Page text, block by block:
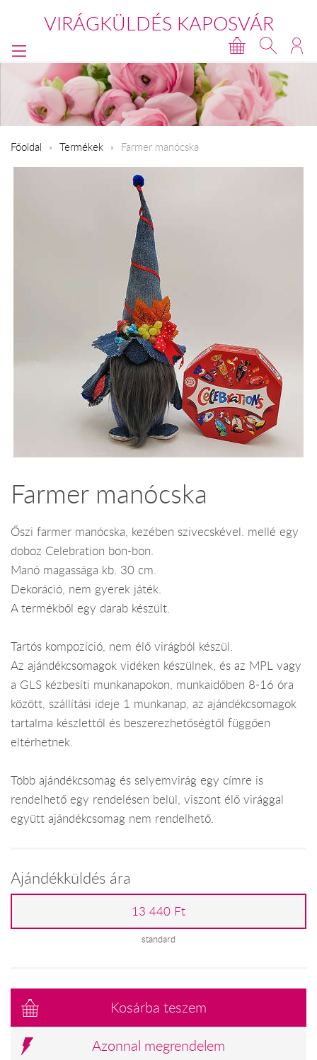
VIRÁGKÜLDÉS KAPOSVÁR
Főoldal Termékek Farmer manócska
Farmer manócska
Őszi farmer manócska, kezében szivecskével. mellé egy
doboz Celebration bon-bon.
Manó magassága kb. 30 cm.
Dekoráció, nem gyerek játék.
A termékből egy darab készült.
Tartós kompozíció, nem élő virágból készül.
Az ajándékcsomagok vidéken készülnek, és az MPL vagy
a GLS kézbesíti munkanapokon, munkaidőben 8-16 óra
között, szállítási ideje 1 munkanap, az ajándékcsomagok
tartalma készlettől és beszerezhetőségtől függően
eltérhetnek.
Több ajándékcsomag és selyemvirág egy címre is
rendelhető egy rendelésen belül, viszont élő virággal
együtt ajándékcsomag nem rendelhető.
Ajándékküldés ára
13 440 Ft
standard
Kosárba teszem
Azonnal megrendelem